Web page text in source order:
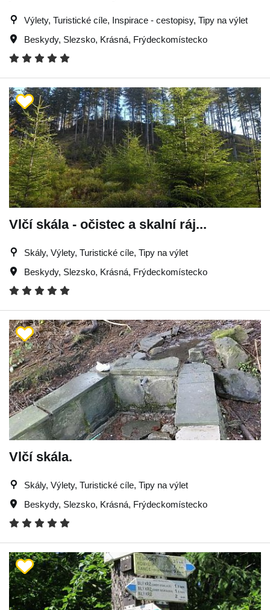
Výlety, Turistické cíle, Inspirace - cestopisy, Tipy na výlet
Beskydy, Slezsko, Krásná, Frýdeckomístecko
Vlčí skála - očistec a skalní ráj...
Skály, Výlety, Turistické cíle, Tipy na výlet
Beskydy, Slezsko, Krásná, Frýdeckomístecko
Vlčí skála.
Skály, Výlety, Turistické cíle, Tipy na výlet
Beskydy, Slezsko, Krásná, Frýdeckomístecko